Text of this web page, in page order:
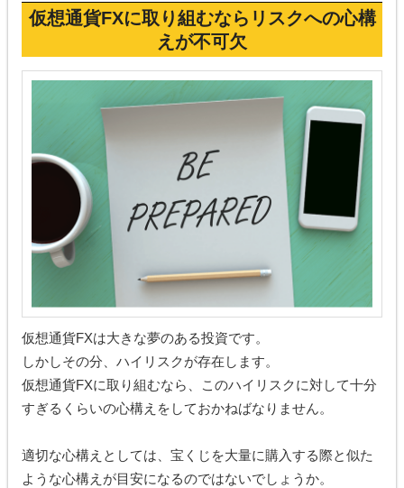
仮想通貨FXに取り組むならリスクへの心構
えが不可欠
仮想通貨FXは大きな夢のある投資です。
しかしその分、ハイリスクが存在します。
仮想通貨FXに取り組むなら、このハイリスクに対して十分
すぎるくらいの心構えをしておかねばなりません。
適切な心構えとしては、宝くじを大量に購入する際と似た
ような心構えが目安になるのではないでしょうか。